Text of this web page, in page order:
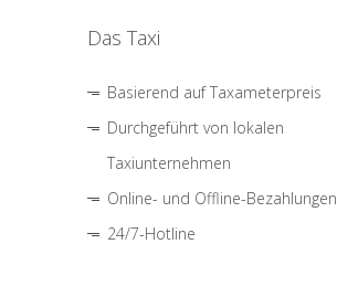
Das Taxi
Basierend auf Taxameterpreis
Durchgeführt von lokalen
Taxiunternehmen
Online- und Offline-Bezahlungen
24/7-Hotline